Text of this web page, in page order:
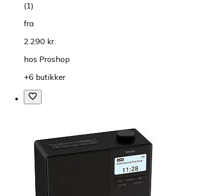
(1)
fra
2.290 kr.
hos Proshop
+6 butikker